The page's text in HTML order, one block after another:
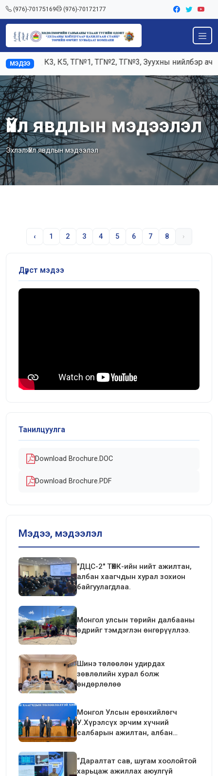
(976)-70175169 (976)-70172177
МЭДЭЭ
Ажилд К3, К5, ТГ№1, ТГ№2, ТГ№3, Зуухны нийлбэр
Үйл явдлын мэдээлэл
Эхлэл Үйл явдлын мэдээлэл
‹ 1 2 3 4 5 6 7 8 ›
Дүрст мэдээ
Танилцуулга
Download Brochure.DOC
Download Brochure.PDF
Мэдээ, мэдээлэл
"ДЦС-2" ТӨХК-ийн нийт ажилтан,
албан хаагчдын хурал зохион
байгуулагдлаа.
Монгол улсын төрийн далбааны
өдрийг тэмдэглэн өнгөрүүллээ.
Шинэ төлөөлөн удирдах
зөвлөлийн хурал болж
өндөрлөлөө
Монгол Улсын ерөнхийлөгч
У.Хүрэлсүх эрчим хүчний
салбарын ажилтан, албан
“Даралтат сав, шугам хоолойтой
харьцаж ажиллах аюулгүй